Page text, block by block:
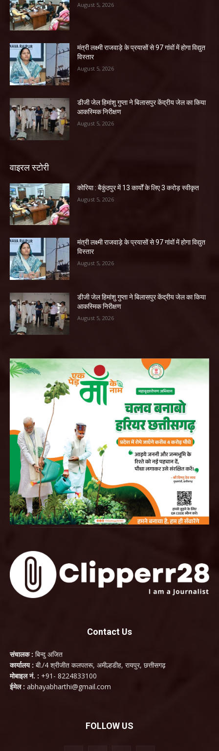
August 5, 2026
मंत्री लक्ष्मी राजवाड़े के प्रयासों से 97 गांवों में होगा विद्युत
विस्तार
August 5, 2026
डीजी जेल हिमांशु गुप्ता ने बिलासपुर केंद्रीय जेल का किया
आकस्मिक निरीक्षण
August 5, 2026
वाइरल स्टोरी
कोरिया : बैकुंठपुर में 13 कार्यों के लिए 3 करोड़ स्वीकृत
August 5, 2026
मंत्री लक्ष्मी राजवाड़े के प्रयासों से 97 गांवों में होगा विद्युत
विस्तार
August 5, 2026
डीजी जेल हिमांशु गुप्ता ने बिलासपुर केंद्रीय जेल का किया
आकस्मिक निरीक्षण
August 5, 2026
Contact Us
संचालक : बिन्दु अजित
कार्यालय : बी./4 श्रीजीत कलपतरू, अमील्हडीह, रायपुर, छत्तीसगढ़
मोबाइल नं. : +91- 8224833100
ईमेल : abhayabharthi@gmail.com
FOLLOW US